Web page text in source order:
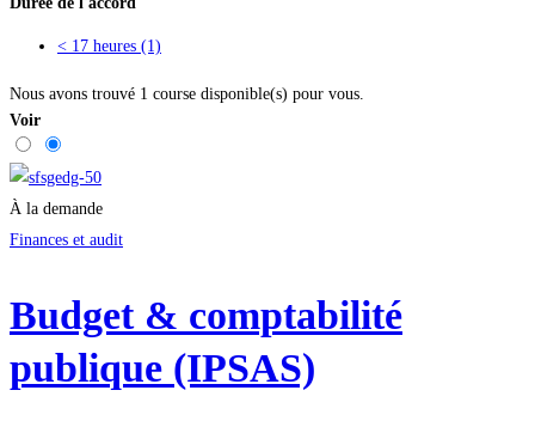
< 17 heures (1)
Nous avons trouvé 1 course disponible(s) pour vous.
Voir
À la demande
Finances et audit
Budget & comptabilité
publique (IPSAS)